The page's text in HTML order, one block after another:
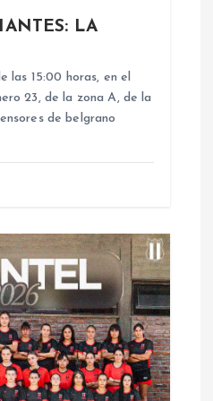
LA
las 15:00 horas, en el
23, de la zona A, de la
de belgrano